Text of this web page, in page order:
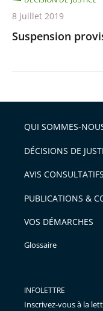
Suspension
8 juillet 2019
QUI SOMMES-
DÉCISIONS DE
AVIS CONSULTATIFS
PUBLICATIONS &
VOS DÉMARCHES
Glossaire
INFOLETTRE
Inscrivez-vous à la